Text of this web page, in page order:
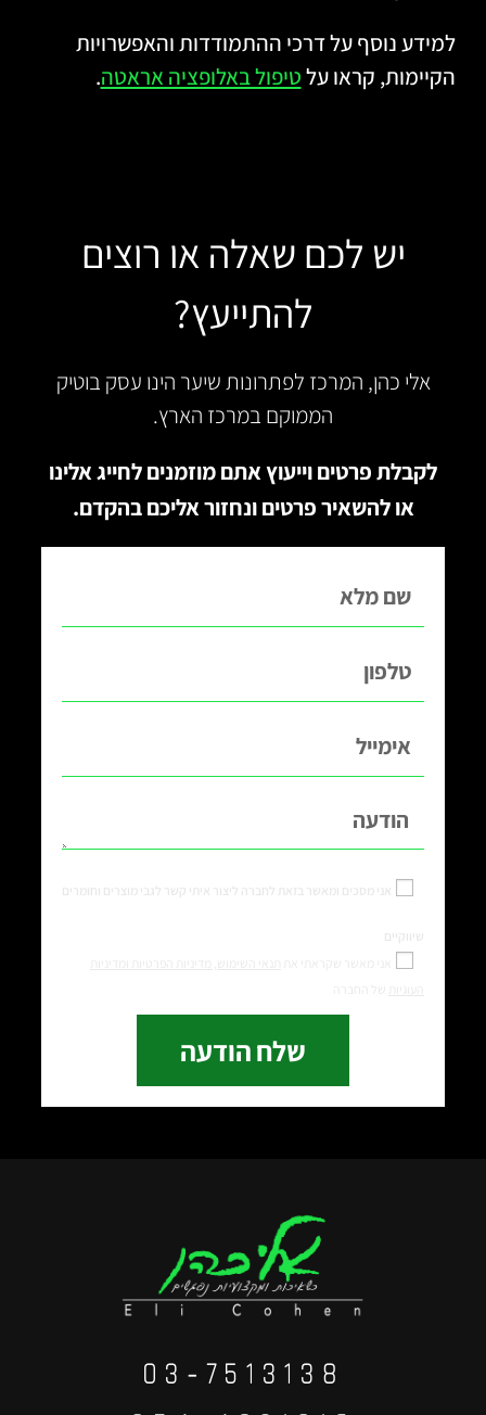
למידע נוסף על דרכי ההתמודדות והאפשרויות
הקיימות, קראו עלטיפול באלופציה אראטה.
יש לכם שאלה או רוצים
להתייעץ?
אלי כהן, המרכז לפתרונות שיער הינו עסק בוטיק
הממוקם במרכז הארץ.
לקבלת פרטים וייעוץ אתם מוזמנים לחייג אלינו
או להשאיר פרטים ונחזור אליכם בהקדם.
שלח הודעה
03-7513138